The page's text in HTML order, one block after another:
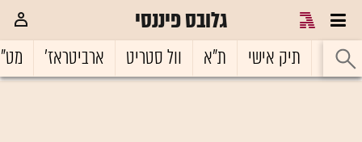
גלובס פיננסי
ראשי תיק אישי ת"א וול סטריט ארביטראז'